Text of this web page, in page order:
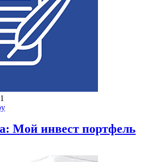
Мой инвест портфель